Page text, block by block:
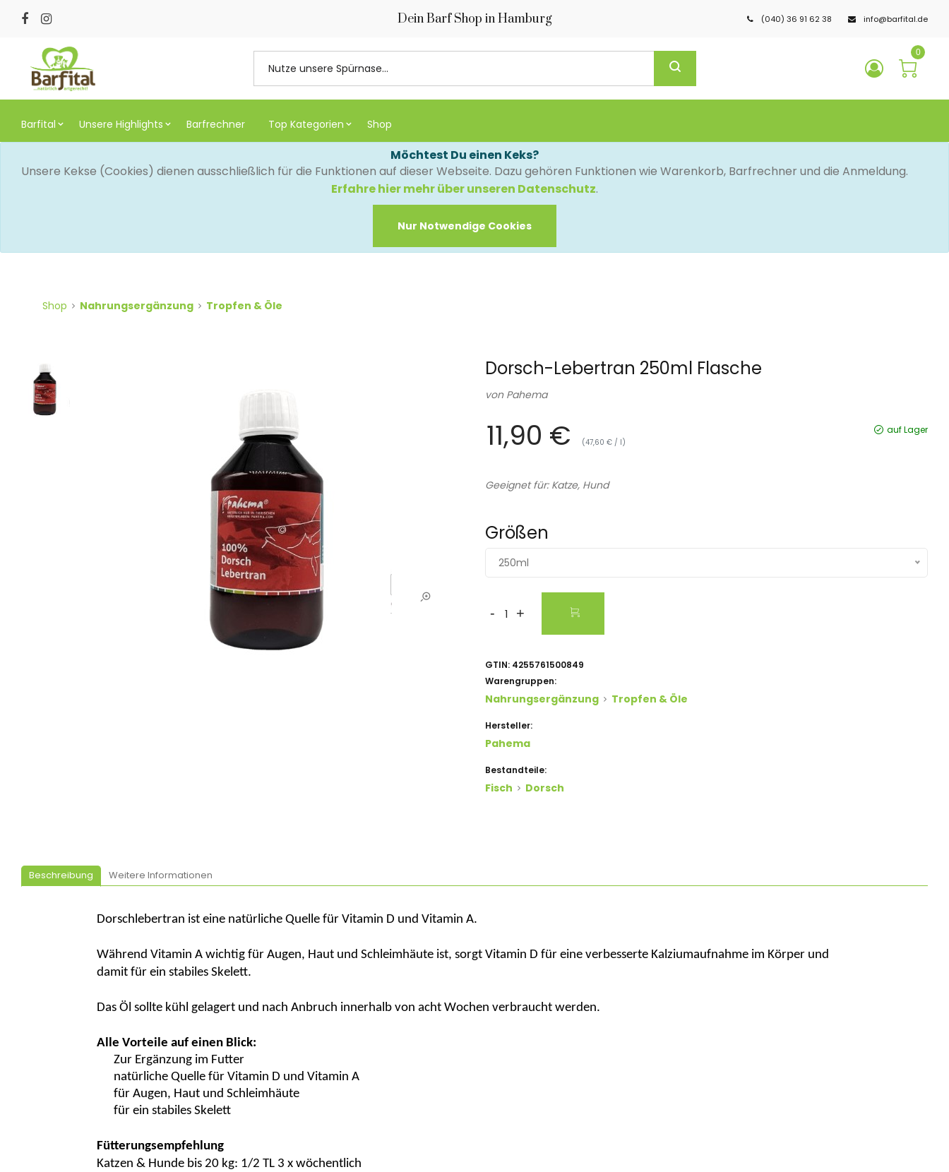
Dein Barf Shop in Hamburg (040) 36 91 62 38 info@barfital.de
0
Barfital Unsere Highlights Barfrechner Top Kategorien Shop
Möchtest Du einen Keks?
Unsere Kekse (Cookies) dienen ausschließlich für die Funktionen auf dieser Webseite. Dazu gehören Funktionen wie Warenkorb, Barfrechner und die Anmeldung.
Erfahre hier mehr über unseren Datenschutz.
Nur Notwendige Cookies
Shop Nahrungsergänzung Tropfen & Öle
Dorsch-Lebertran 250ml Flasche
von Pahema
11,90 € (47,60 € / l)
auf Lager
Geeignet für: Katze, Hund
Größen
250ml
- +
GTIN: 4255761500849
Warengruppen:
Nahrungsergänzung Tropfen & Öle
Hersteller:
Pahema
Bestandteile:
Fisch Dorsch
Beschreibung Weitere Informationen
Dorschlebertran ist eine natürliche Quelle für Vitamin D und Vitamin A.
Während Vitamin A wichtig für Augen, Haut und Schleimhäute ist, sorgt Vitamin D für eine verbesserte Kalziumaufnahme im Körper und
damit für ein stabiles Skelett.
Das Öl sollte kühl gelagert und nach Anbruch innerhalb von acht Wochen verbraucht werden.
Alle Vorteile auf einen Blick:
Zur Ergänzung im Futter
natürliche Quelle für Vitamin D und Vitamin A
für Augen, Haut und Schleimhäute
für ein stabiles Skelett
Fütterungsempfehlung
Katzen & Hunde bis 20 kg: 1/2 TL 3 x wöchentlich